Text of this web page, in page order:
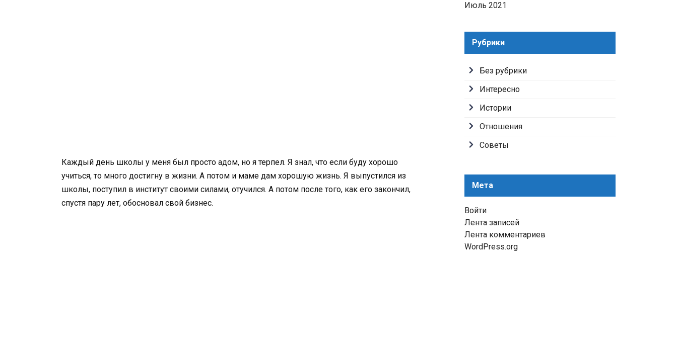
Каждый день школы у меня был просто адом, но я терпел. Я знал, что если буду хорошо
учиться, то много достигну в жизни. А потом и маме дам хорошую жизнь. Я выпустился из
школы, поступил в институт своими силами, отучился. А потом после того, как его закончил,
спустя пару лет, обосновал свой бизнес.
Июль 2021
Рубрики
Без рубрики
Интересно
Истории
Отношения
Советы
Мета
Войти
Лента записей
Лента комментариев
WordPress.org